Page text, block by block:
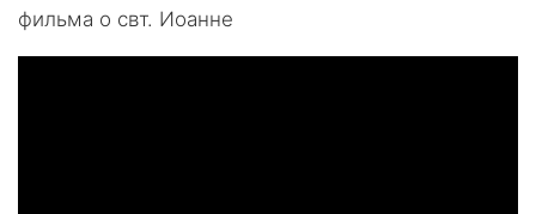
фильма о свт. Иоанне